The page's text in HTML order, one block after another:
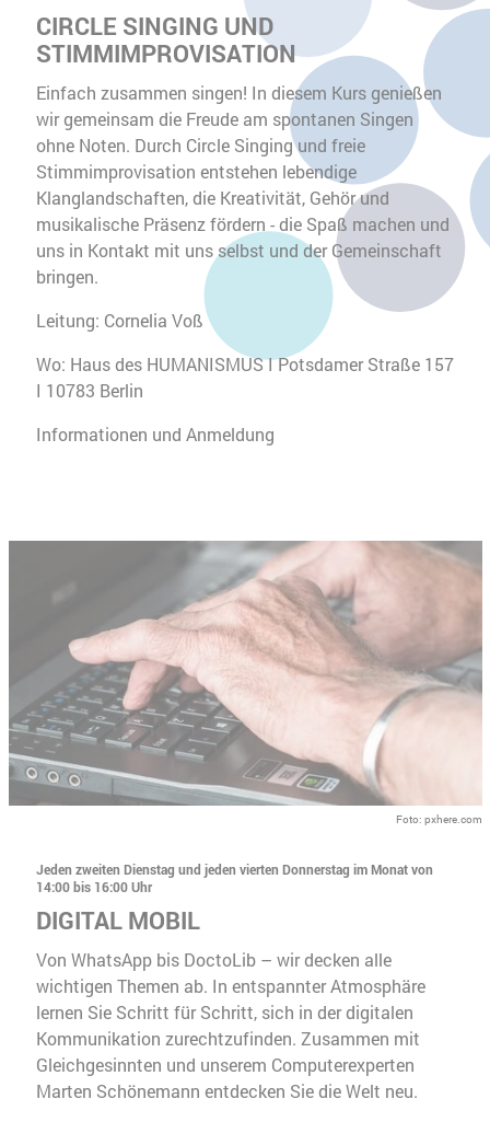
CIRCLE SINGING UND
STIMMIMPROVISATION
Einfach zusammen singen! In diesem Kurs genießen
wir gemeinsam die Freude am spontanen Singen
ohne Noten. Durch Circle Singing und freie
Stimmimprovisation entstehen lebendige
Klanglandschaften, die Kreativität, Gehör und
musikalische Präsenz fördern - die Spaß machen und
uns in Kontakt mit uns selbst und der Gemeinschaft
bringen.
Leitung: Cornelia Voß
Wo: Haus des HUMANISMUS I Potsdamer Straße 157
I 10783 Berlin
Informationen und Anmeldung
Foto: pxhere.com
Jeden zweiten Dienstag und jeden vierten Donnerstag im Monat von
14:00 bis 16:00 Uhr
DIGITAL MOBIL
Von WhatsApp bis DoctoLib – wir decken alle
wichtigen Themen ab. In entspannter Atmosphäre
lernen Sie Schritt für Schritt, sich in der digitalen
Kommunikation zurechtzufinden. Zusammen mit
Gleichgesinnten und unserem Computerexperten
Marten Schönemann entdecken Sie die Welt neu.